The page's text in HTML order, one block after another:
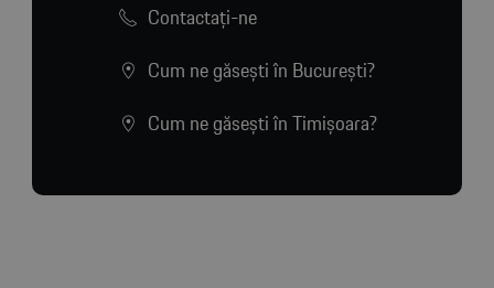
Contactaţi-ne
Cum ne găsești în București?
Cum ne găsești în Timișoara?